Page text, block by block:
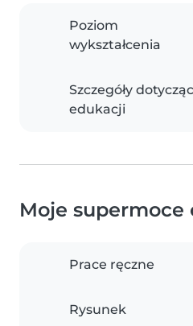
Poziom
wykształcenia
Szczegóły
edukacji
Moje supermoce
Prace ręczne
Rysunek